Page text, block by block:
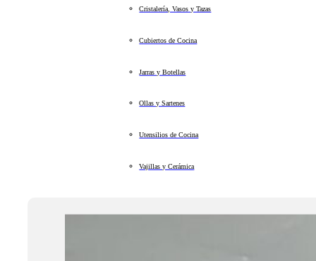
Cristalería, Vasos y Tazas
Cubiertos de Cocina
Jarras y Botellas
Ollas y Sartenes
Utensilios de Cocina
Vajillas y Cerámica